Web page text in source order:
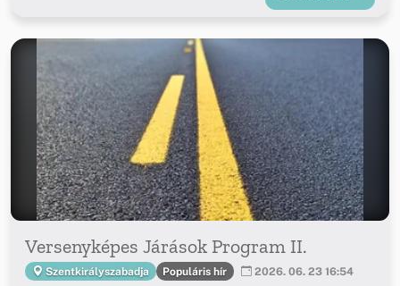
Versenyképes Járások Program II.
Szentkirályszabadja Populáris hír 2026. 06. 23 16:54